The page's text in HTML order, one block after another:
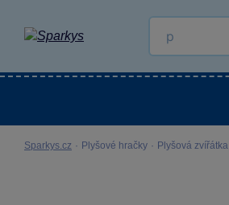
Sparkys.cz · Plyšové hračky · Plyšová zvířátka